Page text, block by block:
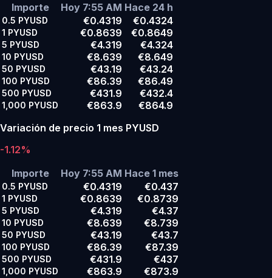
Importe
Hoy 7:55 AM Hace 24 h
0.5 PYUSD €0.4319 €0.4324
1 PYUSD €0.8639 €0.8649
5 PYUSD €4.319 €4.324
10 PYUSD €8.639 €8.649
50 PYUSD €43.19 €43.24
100 PYUSD €86.39 €86.49
500 PYUSD €431.9 €432.4
1,000 PYUSD €863.9
€864.9
Variación de precio 1 mes PYUSD
-1.12%
Importe
Hoy 7:55 AM Hace 1 mes
0.5 PYUSD €0.4319 €0.437
1 PYUSD €0.8639 €0.8739
5 PYUSD €4.319 €4.37
10 PYUSD €8.639 €8.739
50 PYUSD €43.19 €43.7
100 PYUSD €86.39 €87.39
500 PYUSD €431.9 €437
1,000 PYUSD €863.9
€873.9